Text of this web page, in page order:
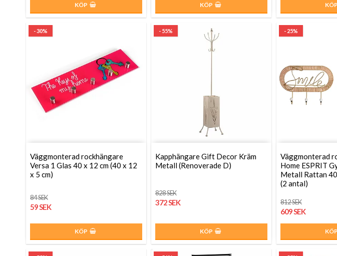
KÖP KÖP KÖP
- 30%
Väggmonterad rockhängare
Versa 1 Glas 40 x 12 cm (40 x 12
x 5 cm)
84 SEK
59 SEK
KÖP
- 55%
Kapphängare Gift Decor Kräm
Metall (Renoverade D)
828 SEK
372 SEK
KÖP
- 25%
Väggmonterad
Home ESPRIT
Metall Rattan
(2 antal)
812 SEK
609 SEK
KÖP